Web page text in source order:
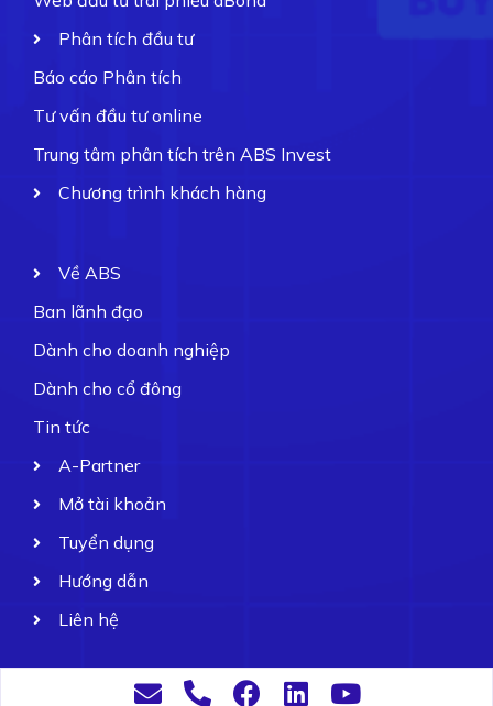
Phân tích đầu tư
Báo cáo Phân tích
Tư vấn đầu tư online
Trung tâm phân tích trên ABS Invest
Chương trình khách hàng
Về ABS
Ban lãnh đạo
Dành cho doanh nghiệp
Dành cho cổ đông
Tin tức
A-Partner
Mở tài khoản
Tuyển dụng
Hướng dẫn
Liên hệ